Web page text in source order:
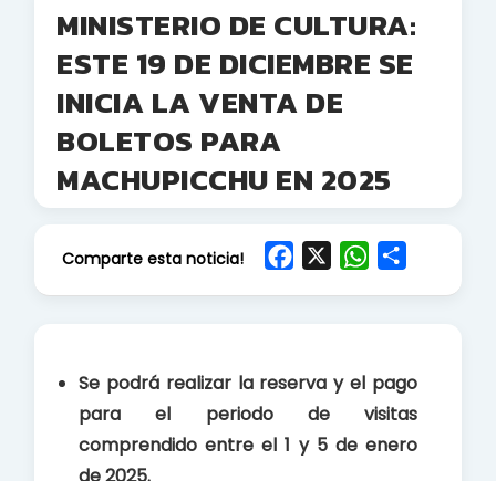
MINISTERIO DE CULTURA:
ESTE 19 DE DICIEMBRE SE
INICIA LA VENTA DE
BOLETOS PARA
MACHUPICCHU EN 2025
Comparte esta noticia!
k
W
A
p
p
Se podrá realizar la reserva y el pago
para el periodo de visitas
comprendido entre el 1 y 5 de enero
de 2025.